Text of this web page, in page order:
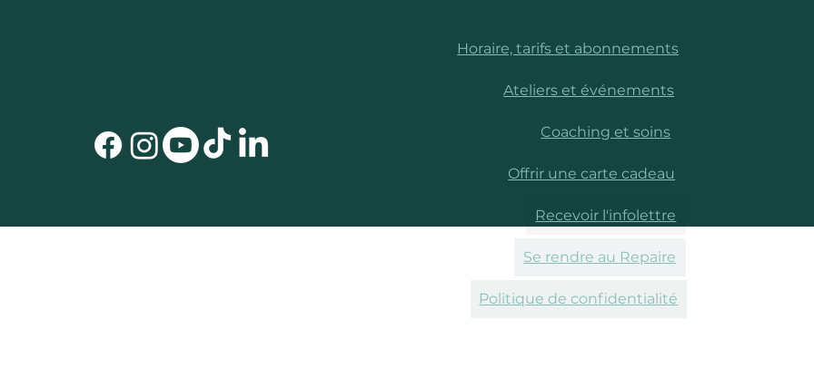
Horaire, tarifs et abonnements
Ateliers et événements
Coaching et soins
Offrir une carte cadeau
Recevoir l'infolettre
Se rendre au Repaire
Politique de confidentialité